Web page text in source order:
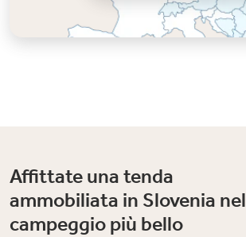
Affittate una tenda
ammobiliata in Slovenia nel
campeggio più bello